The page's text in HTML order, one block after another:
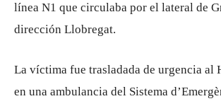
línea N1 que circulaba por el lateral de
dirección Llobregat.
La víctima fue trasladada de urgencia al
en una ambulancia del Sistema